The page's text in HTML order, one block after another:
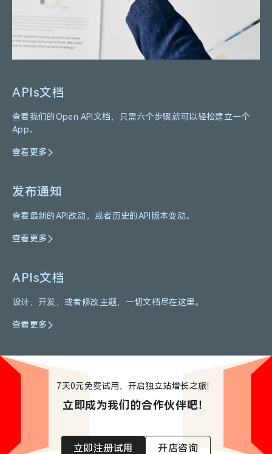
APIs文档
查看我们的Open API文档，只需六个步骤就可以轻松建立一个
App。
查看更多
发布通知
查看最新的API改动，或者历史的API版本变动。
查看更多
APIs文档
设计，开发，或者修改主题，一切文档尽在这里。
查看更多
7天0元免费试用，开启独立站增长之旅！
立即成为我们的合作伙伴吧！
立即注册试用 开店咨询